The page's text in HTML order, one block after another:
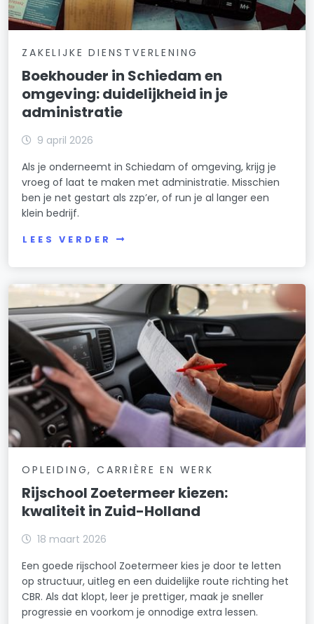
ZAKELIJKE DIENSTVERLENING
Boekhouder in Schiedam en
omgeving: duidelijkheid in je
administratie
9 april 2026
Als je onderneemt in Schiedam of omgeving, krijg je
vroeg of laat te maken met administratie. Misschien
ben je net gestart als zzp’er, of run je al langer een
klein bedrijf.
LEES VERDER
OPLEIDING, CARRIÈRE EN WERK
Rijschool Zoetermeer kiezen:
kwaliteit in Zuid-Holland
18 maart 2026
Een goede rijschool Zoetermeer kies je door te letten
op structuur, uitleg en een duidelijke route richting het
CBR. Als dat klopt, leer je prettiger, maak je sneller
progressie en voorkom je onnodige extra lessen.